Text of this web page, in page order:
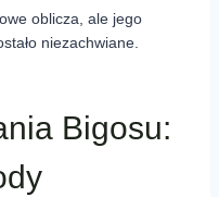
oblicza, ale jego
niezachwiane.
Bigosu: